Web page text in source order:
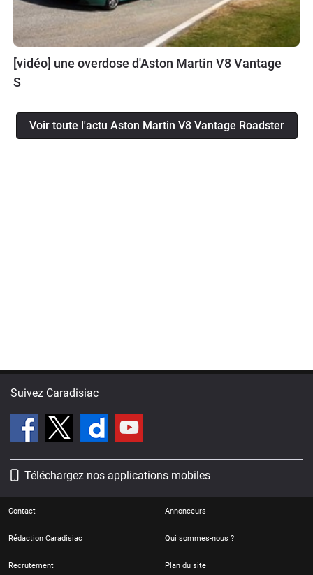
[vidéo] une overdose d'Aston Martin V8 Vantage
S
Voir toute l'actu Aston Martin V8 Vantage Roadster
Suivez Caradisiac
Téléchargez nos applications mobiles
Contact Annonceurs
Rédaction Caradisiac Qui sommes-nous ?
Recrutement Plan du site